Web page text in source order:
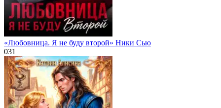
«Любовница. Я не буду второй» Ники Сью
031